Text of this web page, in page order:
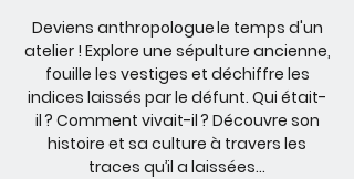
Deviens anthropologue le temps d'un
atelier ! Explore une sépulture ancienne,
fouille les vestiges et déchiffre les
indices laissés par le défunt. Qui était-
il ? Comment vivait-il ? Découvre son
histoire et sa culture à travers les
traces qu’il a laissées…